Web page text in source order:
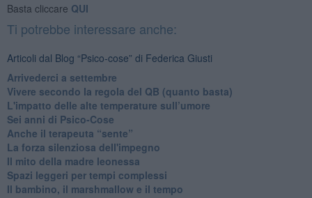
Basta cliccare QUI
Ti potrebbe interessare anche:
Articoli dal Blog “Psico-cose” di Federica Giusti
​Arrivederci a settembre
​Vivere secondo la regola del QB (quanto basta)
​L'impatto delle alte temperature sull’umore
Sei anni di Psico-Cose
​Anche il terapeuta “sente”
​La forza silenziosa dell'impegno
​Il mito della madre leonessa
Spazi leggeri per tempi complessi
Il bambino, il marshmallow e il tempo